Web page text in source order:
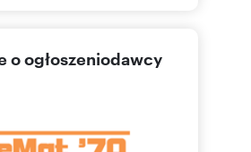
o ogłoszeniodawcy